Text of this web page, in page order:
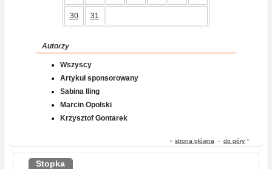
30 31
Autorzy
Wszyscy
Artykuł sponsorowany
Sabina Iling
Marcin Opolski
Krzysztof Gontarek
« strona główna - do góry ^
Stopka